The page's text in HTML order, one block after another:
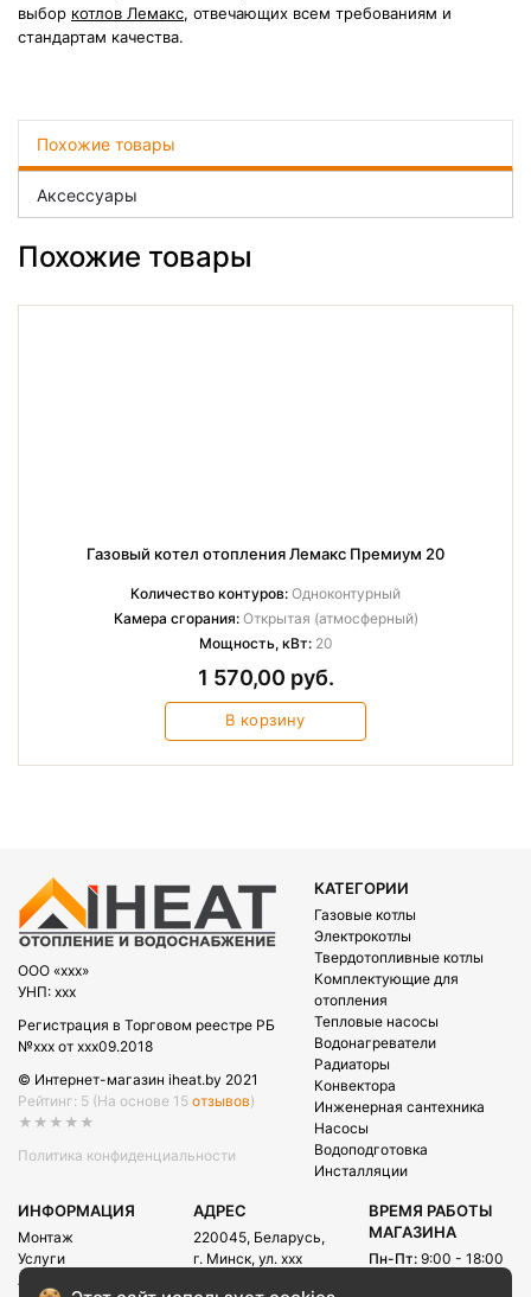
выбор котлов Лемакс, отвечающих всем требованиям и
стандартам качества.
Похожие товары
Аксессуары
Похожие товары
Газовый котел отопления Лемакс Премиум 20
Количество контуров: Одноконтурный
Камера сгорания:Открытая (атмосферный)
Мощность, кВт:20
1 570,00 руб.
В корзину
OOO «xxx»
УНП: xxx
Регистрация в Торговом реестре РБ
№xxx от xxx09.2018
© Интернет-магазин iheat.by 2021
Рейтинг: 5 (На основе 15 отзывов)
★★★★★
Политика конфиденциальности
КАТЕГОРИИ
Газовые котлы
Электрокотлы
Твердотопливные котлы
Комплектующие для
отопления
Тепловые насосы
Водонагреватели
Радиаторы
Конвектора
Инженерная сантехника
Насосы
Водоподготовка
Инсталляции
ИНФОРМАЦИЯ
Монтаж
Услуги
Акции
АДРЕС
220045, Беларусь,
г. Минск, ул. xxx
E-mail:
ВРЕМЯ РАБОТЫ
МАГАЗИНА
Пн-Пт: 9:00 - 18:00